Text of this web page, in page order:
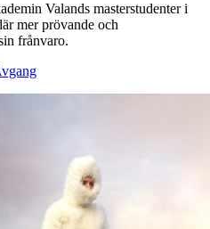
Valands masterstudenter i
mer prövande och
frånvaro.